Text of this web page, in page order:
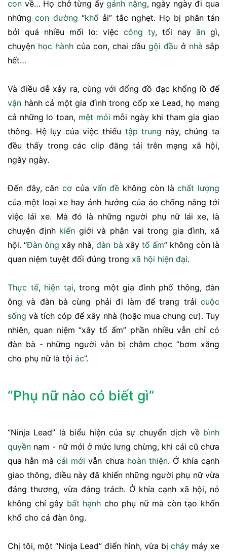
con về… Họ chở từng ấygánh nặng, ngày ngày đi qua
nhữngcon đường “khổ ải” tắc nghẹt. Họ bị phân tán
bởi quá nhiều mối lo: việc công ty, tối nay ăn gì,
chuyện học hành của con, chai dầu gội đầu ở nhà sắp
hết…
Và điều dễ xảy ra, cùng với đống đồ đạc khổng lồ để
vận hành cả một gia đình trong cốp xe Lead, họ mang
cả những lo toan, mệt mỏi mỗi ngày khi tham gia giao
thông. Hệ lụy của việc thiếu tập trung này, chúng ta
đều thấy trong các clip đăng tải trên mạng xã hội,
ngày ngày.
Đến đây, căncơ của vấn đề không còn làchất lượng
của một loại xe hay ảnh hưởng của áo chống nắng tới
việc lái xe. Mà đó là những người phụ nữ lái xe, là
chuyện định kiến giới và phân vai trong gia đình, xã
hội. “Đàn ông xây nhà,đàn bà xây tổ ấm” không còn là
quan niệm tuyệt đối đúng trong xã hội hiện đại.
Thực tế, hiện tại, trong một gia đình phổ thông, đàn
ông và đàn bà cùng phải đi làm để trang trải cuộc
sống và tích cóp để xây nhà (hoặc mua chung cư). Tuy
nhiên, quan niệm “xây tổ ấm” phần nhiều vẫn chỉ có
đàn bà - những người vẫn bị châm chọc “bơm xăng
cho phụ nữ là tội ác”.
“Phụ nữ nào có biết gì”
“Ninja Lead” là biểu hiện của sự chuyển dịch về bình
quyền nam - nữ mới ở mức lưng chừng, khi cái cũ chưa
qua hẳn mà cái mới vẫn chưa hoàn thiện. Ở khía cạnh
giao thông, điều này đã khiến những người phụ nữ vừa
đáng thương, vừa đáng trách. Ở khía cạnh xã hội, nó
không chỉ gây bất hạnh cho phụ nữ mà còn tạo khốn
khổ cho cả đàn ông.
Chị tôi, một “Ninja Lead” điển hình, vừa bị cháymáy xe